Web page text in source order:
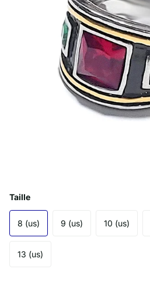
Taille
8 (us) 9 (us) 10 (us)
13 (us)